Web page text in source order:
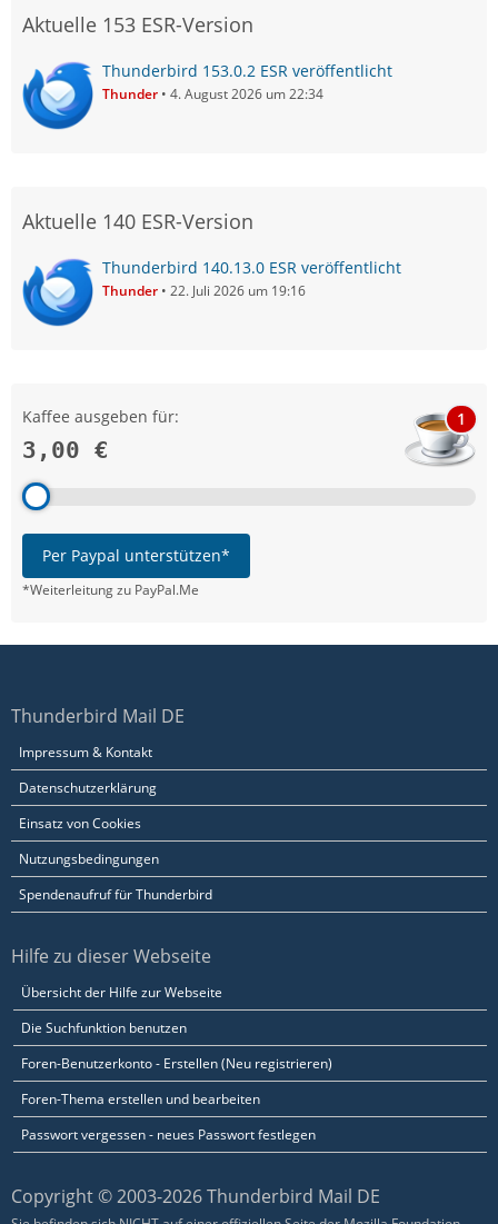
Aktuelle 153 ESR-Version
Thunderbird 153.0.2 ESR veröffentlicht
Thunder 4. August 2026 um 22:34
Aktuelle 140 ESR-Version
Thunderbird 140.13.0 ESR veröffentlicht
Thunder 22. Juli 2026 um 19:16
Kaffee ausgeben für:
3,00 €
1
Per Paypal unterstützen*
*Weiterleitung zu PayPal.Me
Thunderbird Mail DE
Impressum & Kontakt
Datenschutzerklärung
Einsatz von Cookies
Nutzungsbedingungen
Spendenaufruf für Thunderbird
Hilfe zu dieser Webseite
Übersicht der Hilfe zur Webseite
Die Suchfunktion benutzen
Foren-Benutzerkonto - Erstellen (Neu registrieren)
Foren-Thema erstellen und bearbeiten
Passwort vergessen - neues Passwort festlegen
Copyright © 2003-2026 Thunderbird Mail DE